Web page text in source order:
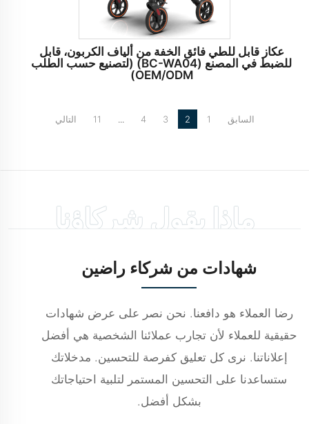
عكاز قابل للطي فائق الخفة من ألياف الكربون، قابل
للضبط في المصنع (BC-WA04) (لتصنيع حسب الطلب
OEM/ODM)
السابق 1
2
3
4
11 التالي
ماذا يقول شركاؤنا
شهادات من شركاء راضين
رضا العملاء هو دافعنا. نحن نصر على عرض شهادات
حقيقية للعملاء لأن تجارب عملائنا الشخصية هي أفضل
إعلاناتنا. نرى كل تعليق كفرصة للتحسين. مدخلاتك
ستساعدنا على التحسين المستمر لتلبية احتياجاتك
بشكل أفضل.